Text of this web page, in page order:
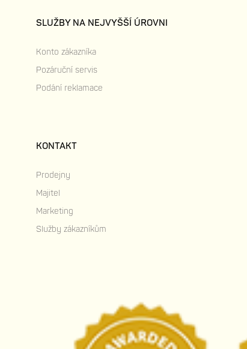
SLUŽBY NA NEJVYŠŠÍ ÚROVNI
Konto zákazníka
Pozáruční servis
Podání reklamace
KONTAKT
Prodejny
Majitel
Marketing
Služby zákazníkům